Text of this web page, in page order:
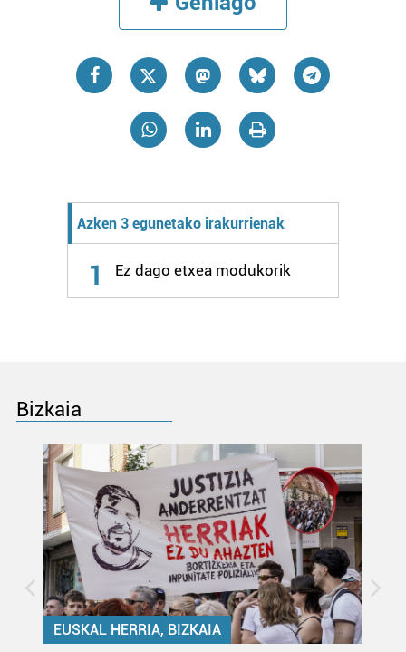
zerbitzuak hobetzeko asmoz, cookie teknologiaz
baliatzen gara. Ohar hau onartuz gero, teknologia hori
erabiltzeko baimen esplizitua ematen diguzu.Gehiago
Azken 3 egunetako irakurrienak
1 Ez dago etxea modukorik
Bizkaia
EUSKAL HERRIA, BIZKAIA